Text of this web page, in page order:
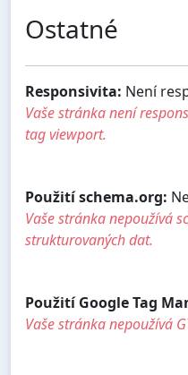
Ostatné
Responsivita: Není
Vaše stránka není
tag viewport.
Použití schema.org:
Vaše stránka nepoužívá
strukturovaných dat.
Použití Google Tag
Vaše stránka nepoužívá